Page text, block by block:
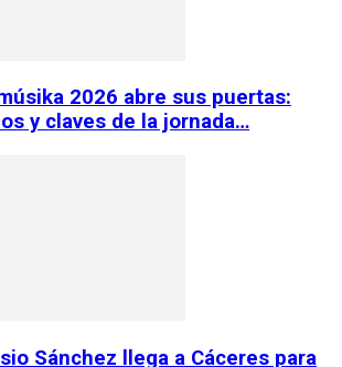
2026 abre sus puertas:
y claves de la jornada…
Sánchez llega a Cáceres para